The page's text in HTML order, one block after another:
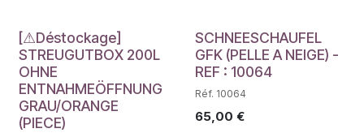
Déstockage
[⚠Déstockage]
STREUGUTBOX 200L
OHNE
ENTNAHMEÖFFNUNG
GRAU/ORANGE
(PIECE)
SCHNEESCHAUFEL
GFK (PELLE A NEIGE) -
REF : 10064
Réf. 10064
65,00 €